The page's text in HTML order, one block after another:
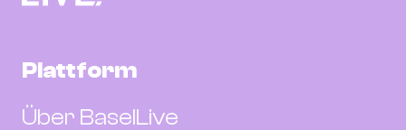
Plattform
Über BaselLive